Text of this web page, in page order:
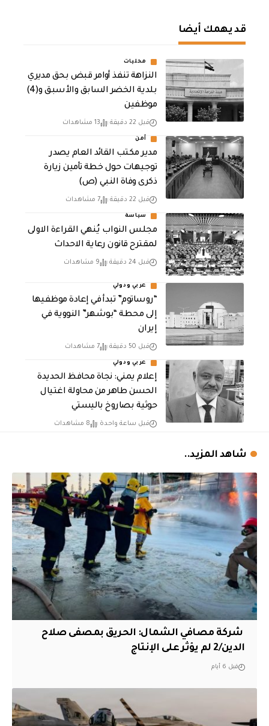
قد يهمك أيضا
محليات
النزاهة تنفذ أوامر قبض بحق مديري
بلدية الخضر السابق والأسبق و(4)
موظفين
قبل 22 دقيقة 13 مشاهدات
أمن
مدير مكتب القائد العام يصدر
توجيهات حول خطة تأمين زيارة
ذكرى وفاة النبي (ص)
قبل 22 دقيقة 7 مشاهدات
سياسة
مجلس النواب يُنهي القراءة الاولى
لمقترح قانون رعاية الاحداث
قبل 24 دقيقة 9 مشاهدات
عربي ودولي
“روساتوم” تبدأ في إعادة موظفيها
إلى محطة “بوشهر” النووية في
إيران
قبل 50 دقيقة 7 مشاهدات
عربي ودولي
إعلام يمني: نجاة محافظ الحديدة
الحسن طاهر من محاولة اغتيال
حوثية بصاروخ باليستي
قبل ساعة واحدة 8 مشاهدات
شاهد المزيد..
‏ شركة مصافي الشمال: الحريق بمصفى صلاح
الدين/2 لم يؤثر على الإنتاج
قبل 6 أيام